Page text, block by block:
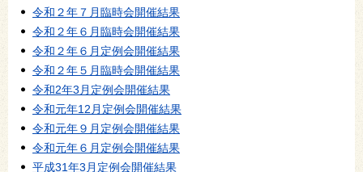
令和２年７月臨時会開催結果
令和２年６月臨時会開催結果
令和２年６月定例会開催結果
令和２年５月臨時会開催結果
令和2年3月定例会開催結果
令和元年12月定例会開催結果
令和元年９月定例会開催結果
令和元年６月定例会開催結果
平成31年3月定例会開催結果